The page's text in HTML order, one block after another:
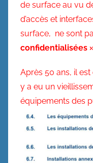
de surface au vu
d’accès et
surface, ne sont
confidentialisées
Après 50 ans, il
y a eu un
équipements des